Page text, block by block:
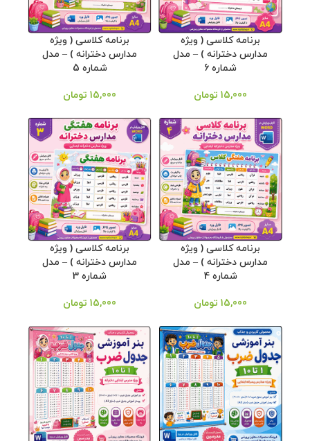
برنامه کلاسی ( ویژه
مدارس دخترانه ) – مدل
شماره 6
15,000 تومان
برنامه کلاسی ( ویژه
مدارس دخترانه ) – مدل
شماره 5
15,000 تومان
برنامه کلاسی ( ویژه
مدارس دخترانه ) – مدل
شماره 4
15,000 تومان
برنامه کلاسی ( ویژه
مدارس دخترانه ) – مدل
شماره 3
15,000 تومان